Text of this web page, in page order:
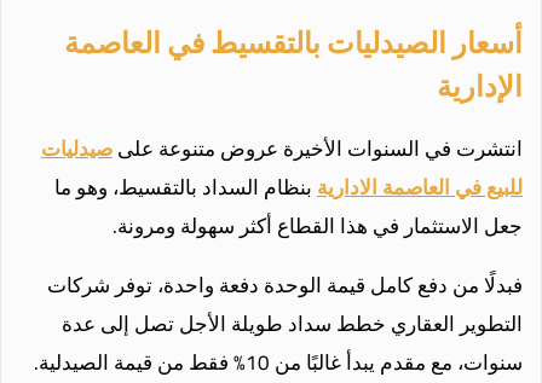
أسعار الصيدليات بالتقسيط في العاصمة
الإدارية
انتشرت في السنوات الأخيرة عروض متنوعة علىصيدليات
للبيع في العاصمة الاداريةبنظام السداد بالتقسيط، وهو ما
جعل الاستثمار في هذا القطاع أكثر سهولة ومرونة.
فبدلًا من دفع كامل قيمة الوحدة دفعة واحدة، توفر شركات
التطوير العقاري خطط سداد طويلة الأجل تصل إلى عدة
سنوات، مع مقدم يبدأ غالبًا من 10% فقط من قيمة الصيدلية.